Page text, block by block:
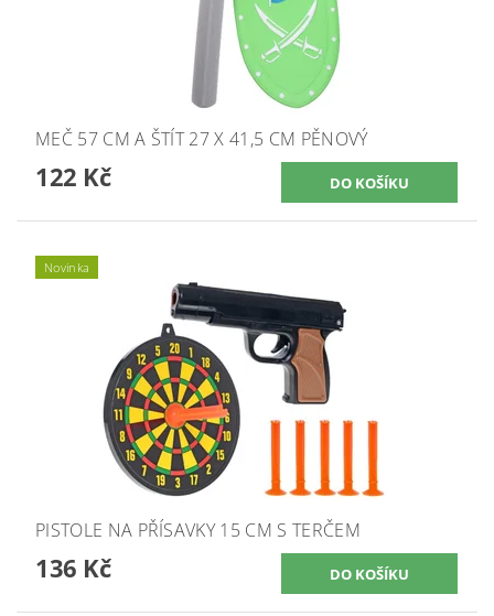
MEČ 57 CM A ŠTÍT 27 X 41,5 CM PĚNOVÝ
122 Kč
Novinka
PISTOLE NA PŘÍSAVKY 15 CM S TERČEM
136 Kč